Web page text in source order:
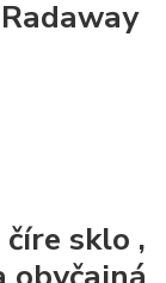
číre sklo ,